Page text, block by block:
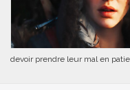
devoir prendre leur mal en